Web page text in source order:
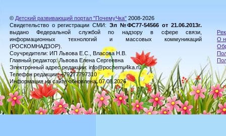
© Детский развивающий портал "ПочемуЧка" 2008-2026
Свидетельство о регистрации СМИ: Эл №ФС77-54566 от 21.06.2013г.
выдано Федеральной службой по надзору в сфере связи,
информационных технологий и массовых коммуникаций
(РОСКОМНАДЗОР).
Соучредители: ИП Львова Е.С., Власова Н.В.
Главный редактор: Львова Елена Сергеевна
Электронный адрес редакции: info@pochemu4ka.ru
Телефон редакции: +79277797310
Информация на сайте обновлена: 07.08.2026
О